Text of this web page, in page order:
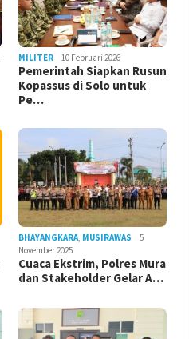
MILITER 10 Februari 2026
Pemerintah Siapkan Rusun
Kopassus di Solo untuk
Pe…
BHAYANGKARA, MUSIRAWAS
5
November 2025
Cuaca Ekstrim, Polres Mura
dan Stakeholder Gelar A…